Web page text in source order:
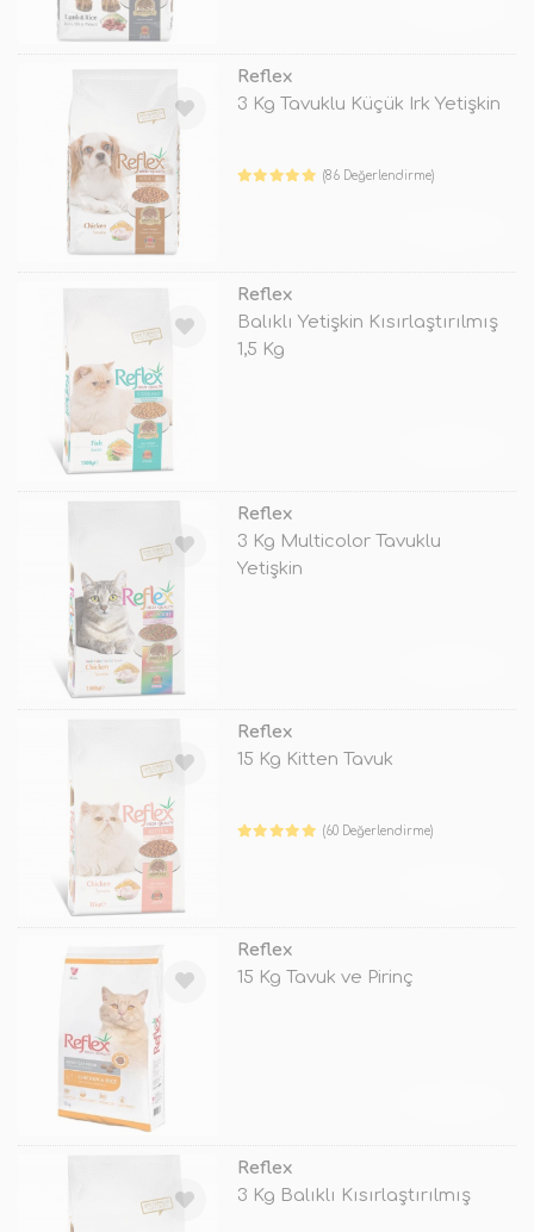
Reflex
3 Kg Tavuklu Küçük Irk Yetişkin
(86 Değerlendirme)
Reflex
Balıklı Yetişkin Kısırlaştırılmış
1,5 Kg
Reflex
3 Kg Multicolor Tavuklu
Yetişkin
Reflex
15 Kg Kitten Tavuk
(60 Değerlendirme)
Reflex
15 Kg Tavuk ve Pirinç
Reflex
3 Kg Balıklı Kısırlaştırılmış